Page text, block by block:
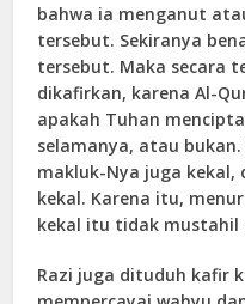
bahwa ia menganut
tersebut. Sekiranya
tersebut. Maka secara
dikafirkan, karena Al-
apakah Tuhan
selamanya, atau
makluk-Nya juga
kekal. Karena itu,
kekal itu tidak mustahil
Razi juga dituduh kafir